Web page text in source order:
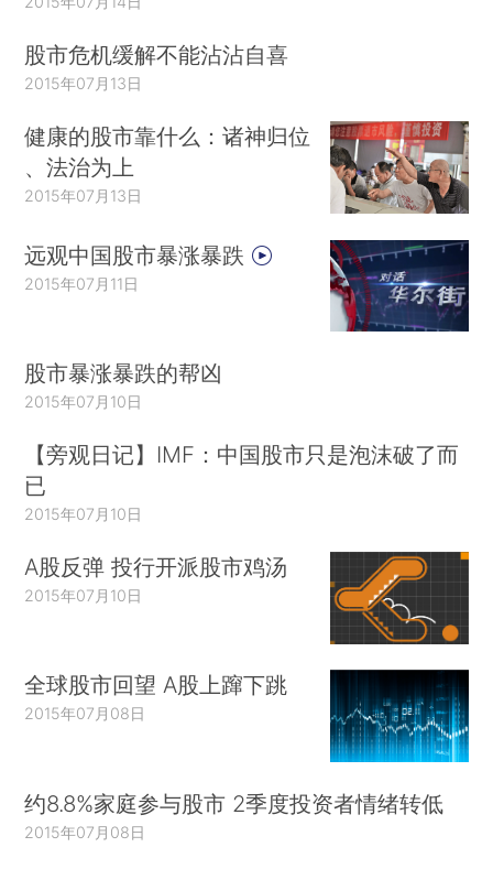
股市危机缓解不能沾沾自喜
2015年07月13日
健康的股市靠什么：诸神归位
、法治为上
2015年07月13日
远观中国股市暴涨暴跌
2015年07月11日
股市暴涨暴跌的帮凶
2015年07月10日
【旁观日记】IMF：中国股市只是泡沫破了而
已
2015年07月10日
A股反弹 投行开派股市鸡汤
2015年07月10日
全球股市回望 A股上蹿下跳
2015年07月08日
约8.8%家庭参与股市 2季度投资者情绪转低
2015年07月08日